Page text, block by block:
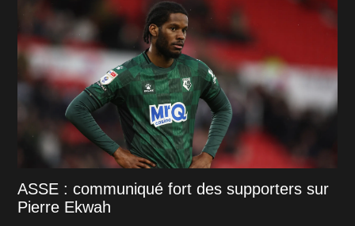
ASSE : communiqué fort des supporters sur
Pierre Ekwah